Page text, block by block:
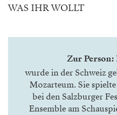
WAS IHR WOLLT
Zur Person:
wurde in der Schweiz
Mozarteum. Sie
bei den Salzburger
Ensemble am